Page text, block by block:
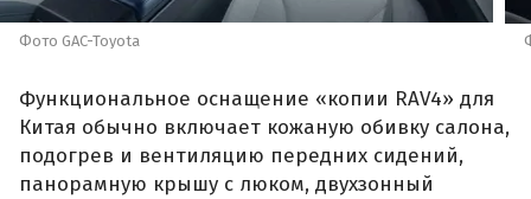
Фото GAC-Toyota
Функциональное оснащение «копии RAV4» для
Китая обычно включает кожаную обивку салона,
подогрев и вентиляцию передних сидений,
панорамную крышу с люком, двухзонный